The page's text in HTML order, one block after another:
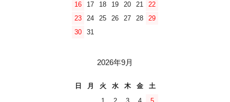
16
17 18 19 20 21
22
23
24 25 26 27 28
29
30
31
2026年9月
日 月 火 水 木 金
土